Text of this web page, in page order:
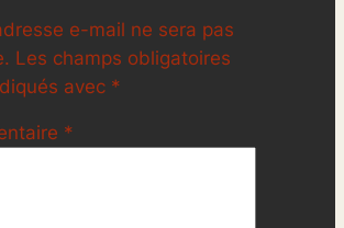
e-mail ne sera pas
Les champs obligatoires
avec *
*